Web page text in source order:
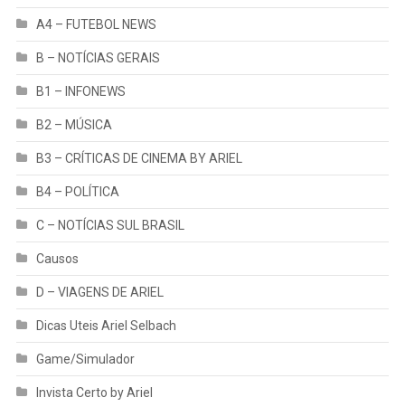
A4 – FUTEBOL NEWS
B – NOTÍCIAS GERAIS
B1 – INFONEWS
B2 – MÚSICA
B3 – CRÍTICAS DE CINEMA BY ARIEL
B4 – POLÍTICA
C – NOTÍCIAS SUL BRASIL
Causos
D – VIAGENS DE ARIEL
Dicas Uteis Ariel Selbach
Game/Simulador
Invista Certo by Ariel